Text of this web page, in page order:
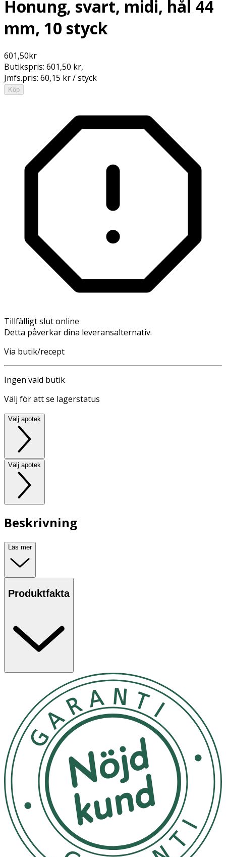
Honung, svart, midi, hål 44
mm, 10 styck
601,50kr
Butikspris: 601,50 kr,
Jmfs.pris: 60,15 kr / styck
Köp
Tillfälligt slut online
Detta påverkar dina leveransalternativ.
Via butik/recept
Ingen vald butik
Välj för att se lagerstatus
Välj apotek
Välj apotek
Beskrivning
Läs mer
Produktfakta